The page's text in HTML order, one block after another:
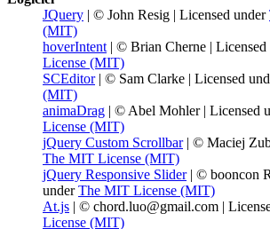
JQuery | © John Resig | Licensed under
(MIT)
hoverIntent | © Brian Cherne | Licensed
License (MIT)
SCEditor| © Sam Clarke | Licensed
(MIT)
animaDrag | © Abel Mohler | Licensed
License (MIT)
jQuery Custom Scrollbar| © Maciej
The MIT License (MIT)
jQuery Responsive Slider| © booncon
underThe MIT License (MIT)
At.js | © chord.luo@gmail.com |
License (MIT)